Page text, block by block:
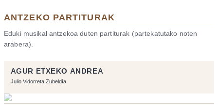
ANTZEKO PARTITURAK
Eduki musikal antzekoa duten partiturak (partekatutako noten
arabera).
AGUR ETXEKO ANDREA
Julio Vidorreta Zubeldía